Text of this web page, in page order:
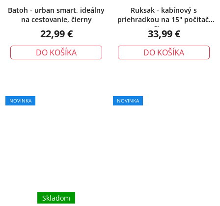
Batoh - urban smart, ideálny
na cestovanie, čierny
22,99 €
DO KOŠÍKA
Ruksak - kabínový s
priehradkou na 15" počítač,
čierny
33,99 €
DO KOŠÍKA
NOVINKA
Skladom
NOVINKA